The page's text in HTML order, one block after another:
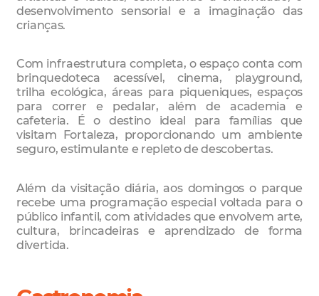
desenvolvimento sensorial e a imaginação das
crianças.
Com infraestrutura completa, o espaço conta com
brinquedoteca acessível, cinema, playground,
trilha ecológica, áreas para piqueniques, espaços
para correr e pedalar, além de academia e
cafeteria. É o destino ideal para famílias que
visitam Fortaleza, proporcionando um ambiente
seguro, estimulante e repleto de descobertas.
Além da visitação diária, aos domingos o parque
recebe uma programação especial voltada para o
público infantil, com atividades que envolvem arte,
cultura, brincadeiras e aprendizado de forma
divertida.